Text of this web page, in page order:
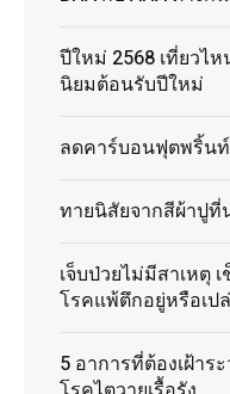
ปีใหม่ 2568 เที่ยวไ
นิยมต้อนรับปีใหม่
ลดคาร์บอนฟุตพริ้นท์
ทายนิสัยจากสีผ้าปู
เจ็บป่วยไม่มีสาเหตุ
โรคแพ้ตึกอยู่หรือเป
5 อาการที่ต้องเฝ้า